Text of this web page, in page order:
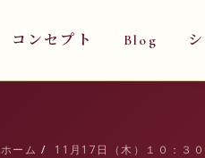
コンセプト Blog
ホーム 11月17日（木）１０：３